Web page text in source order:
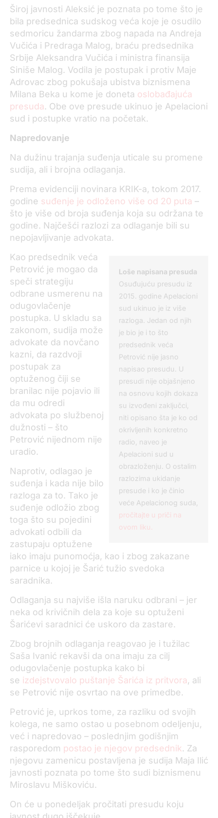
Široj javnosti Aleksić je poznata po tome što je
bila predsednica sudskog veća koje je osudilo
sedmoricu žandarma zbog napada na Andreja
Vučića i Predraga Malog, braću predsednika
Srbije Aleksandra Vučića i ministra finansija
Siniše Malog. Vodila je postupak i protiv Maje
Adrovac zbog pokušaja ubistva biznismena
Milana Beka u kome je doneta oslobađajuća
presuda. Obe ove presude ukinuo je Apelacioni
sud i postupke vratio na početak.
Napredovanje
Na dužinu trajanja suđenja uticale su promene
sudija, ali i brojna odlaganja.
Prema evidenciji novinara KRIK-a, tokom 2017.
godine suđenje je odloženo više od 20 puta –
što je više od broja suđenja koja su održana te
godine. Najčešći razlozi za odlaganje bili su
nepojavljivanje advokata.
Loše napisana presuda
Osuđujuću presudu iz
2015. godine Apelacioni
sud ukinuo je iz više
razloga. Jedan od njih
je bio je i to što
predsednik veća
Petrović nije jasno
napisao presudu. U
presudi nije objašnjeno
na osnovu kojih dokaza
su izvođeni zaključci,
niti opisano šta je ko od
okrivljenih konkretno
radio, naveo je
Apelacioni sud u
obrazloženju. O ostalim
razlozima ukidanje
presude i ko je činio
veće Apelacionog suda,
pročitajte u priči na
ovom liku.
Kao predsednik veća
Petrović je mogao da
speči strategiju
odbrane usmerenu na
odugovlačenje
postupka. U skladu sa
zakonom, sudija može
advokate da novčano
kazni, da razdvoji
postupak za
optuženog čiji se
branilac nije pojavio ili
da mu odredi
advokata po službenoj
dužnosti – što
Petrović nijednom nije
uradio.
Naprotiv, odlagao je
suđenja i kada nije bilo
razloga za to. Tako je
suđenje odložio zbog
toga što su pojedini
advokati odbili da
zastupaju optužene
iako imaju punomoćja, kao i zbog zakazane
parnice u kojoj je Šarić tužio svedoka
saradnika.
Odlaganja su najviše išla naruku odbrani – jer
neka od krivičnih dela za koje su optuženi
Šarićevi saradnici će uskoro da zastare.
Zbog brojnih odlaganja reagovao je i tužilac
Saša Ivanić rekavši da ona imaju za cilj
odugovlačenje postupka kako bi
se izdejstvovalo puštanje Šarića iz pritvora, ali
se Petrović nije osvrtao na ove primedbe.
Petrović je, uprkos tome, za razliku od svojih
kolega, ne samo ostao u posebnom odeljenju,
već i napredovao – poslednjim godišnjim
rasporedom postao je njegov predsednik. Za
njegovu zamenicu postavljena je sudija Maja Ilić
javnosti poznata po tome što sudi biznismenu
Miroslavu Miškoviću.
On će u ponedeljak pročitati presudu koju